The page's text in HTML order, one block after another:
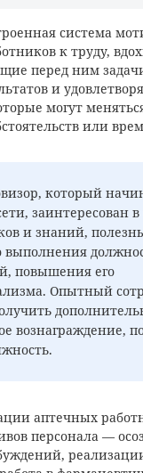
система
к труду,
перед ним
и
могут
или
который
заинтересован
и знаний,
выполнения
повышения его
Опытный
вознаграждение,
аптечных
персонала —